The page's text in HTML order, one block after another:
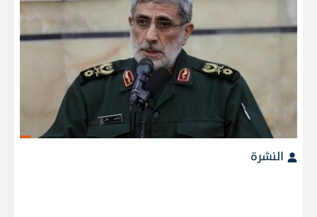
النشرة